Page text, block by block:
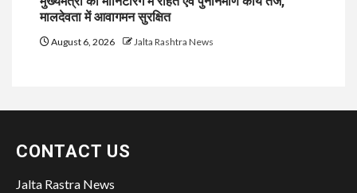
मालदेवता में आवागमन सुरक्षित
August 6, 2026 Jalta Rashtra News
CONTACT US
Jalta Rastra News